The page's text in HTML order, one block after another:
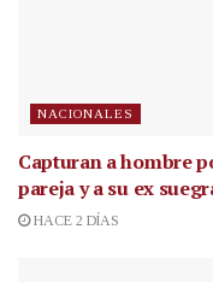
NACIONALES
Capturan a hombre
pareja y a su ex
HACE 2 DÍAS